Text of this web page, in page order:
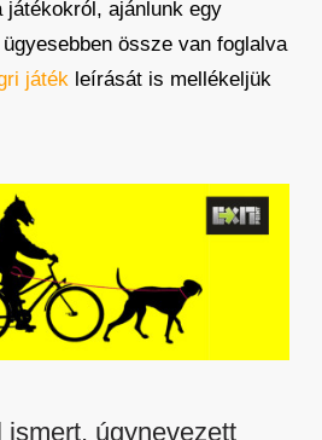
játékokról, ajánlunk egy
össze van foglalva
játékleírását is mellékeljük
úgynevezett